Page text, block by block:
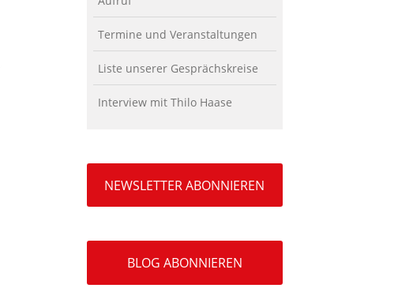
Termine und Veranstaltungen
Liste unserer Gesprächskreise
Interview mit Thilo Haase
NEWSLETTER ABONNIEREN
BLOG ABONNIEREN